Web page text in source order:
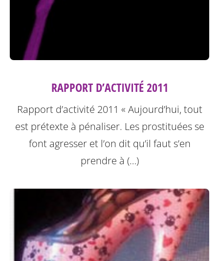
RAPPORT D’ACTIVITÉ 2011
Rapport d’activité 2011 « Aujourd’hui, tout
est prétexte à pénaliser. Les prostituées se
font agresser et l’on dit qu’il faut s’en
prendre à (…)